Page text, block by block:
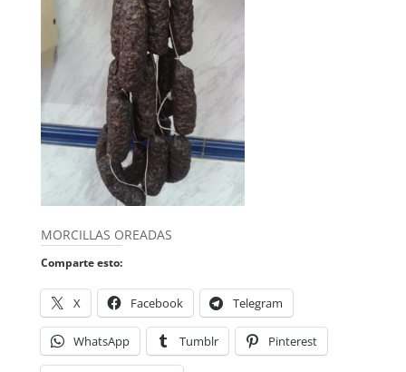
MORCILLAS OREADAS
Comparte esto:
X Facebook Telegram
WhatsApp Tumblr Pinterest